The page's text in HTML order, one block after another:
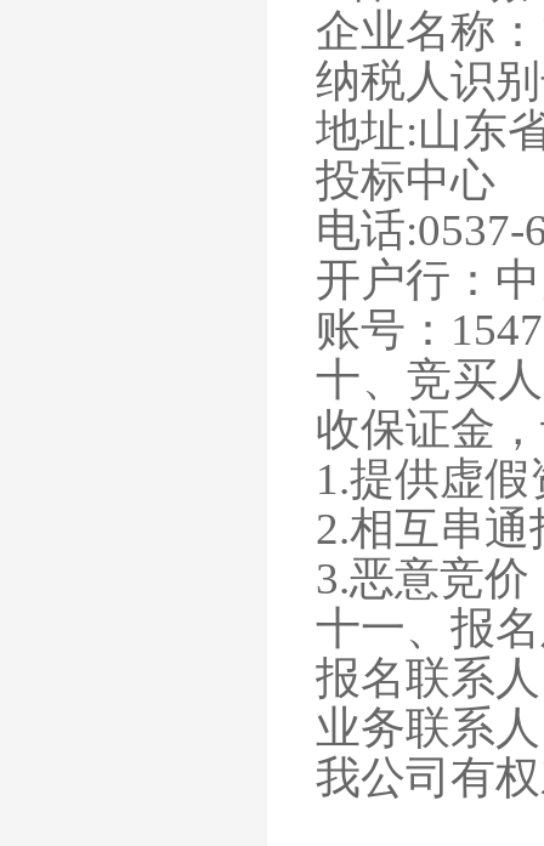
企业名称
纳税人识
地址:山东
投标中心
电话:0537-
开户行：
账号：
十、竞买
收保证金
1.提供虚
2.相互串
3.恶意竞
十一、报
报名联系
业务联系
我公司有